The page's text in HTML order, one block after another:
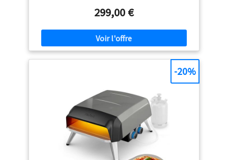
croûte croustillante et aérée, digne d'une véritable
pizzeria italienne Le design élégant du Black Edition
pizza oven Ce pizza oven se distingue par son design
"Black Edition" noir mat et ses boutons LED. Livré avec
une porte isolante, il allie élégance et performance.
C'est l'appareil idéal pour cuisiner avec style sur votre
terrasse tout en impressionnant vos invités Cuisson
authentique dans un four avec pierre pizza La réussite
est garantie grâce à ce four avec pierre pizza en
cordiérite rotative. La pierre accumule la chaleur du
brûleur en U pour une cuisson parfaite. L'espace
intérieur permet de cuire des pizzas généreuses jusqu'à
34 cm de diamètre avec une croûte dorée La
technologie innovante du revolve pizza oven Profitez
de la technologie du revolve pizza oven. Le moteur fait
tourner la pierre silencieusement, assurant une cuisson
299,00 €
-20%